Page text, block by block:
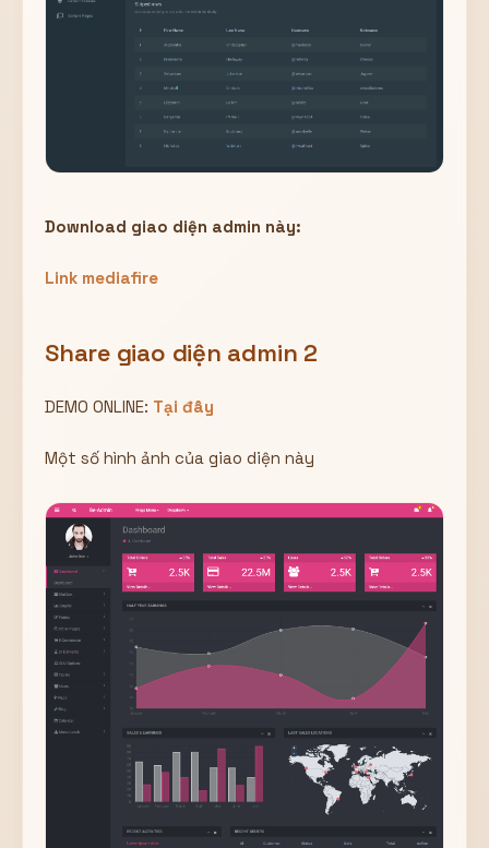
Download giao diện admin này:
Link mediafire
Share giao diện admin 2
DEMO ONLINE: Tại đây
Một số hình ảnh của giao diện này